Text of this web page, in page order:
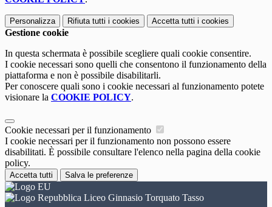
Personalizza Rifiuta tutti i cookies Accetta tutti i cookies
Gestione cookie
In questa schermata è possibile scegliere quali cookie consentire.
I cookie necessari sono quelli che consentono il funzionamento della
piattaforma e non è possibile disabilitarli.
Per conoscere quali sono i cookie necessari al funzionamento potete
visionare la COOKIE POLICY.
Cookie necessari per il funzionamento
I cookie necessari per il funzionamento non possono essere
disabilitati. È possibile consultare l'elenco nella pagina della cookie
policy.
Accetta tutti Salva le preferenze
Liceo Ginnasio Torquato Tasso